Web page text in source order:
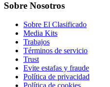
Sobre Nosotros
Sobre El Clasificado
Media Kits
Trabajos
Términos de servicio
Trust
Evite estafas y fraude
Política de privacidad
Política de cookies